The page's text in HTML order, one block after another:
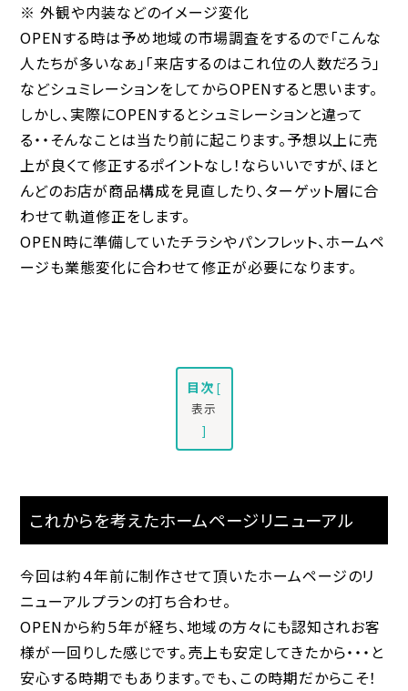
※ 外観や内装などのイメージ変化
OPENする時は予め地域の市場調査をするので「こんな
人たちが多いなぁ」「来店するのはこれ位の人数だろう」
などシュミレーションをしてからOPENすると思います。
しかし、実際にOPENするとシュミレーションと違って
る・・そんなことは当たり前に起こります。予想以上に売
上が良くて修正するポイントなし！ならいいですが、ほと
んどのお店が商品構成を見直したり、ターゲット層に合
わせて軌道修正をします。
OPEN時に準備していたチラシやパンフレット、ホームペ
ージも業態変化に合わせて修正が必要になります。
目次 [
表示
]
これからを考えたホームページリニューアル
今回は約４年前に制作させて頂いたホームページのリ
ニューアルプランの打ち合わせ。
OPENから約５年が経ち、地域の方々にも認知されお客
様が一回りした感じです。売上も安定してきたから・・・と
安心する時期でもあります。でも、この時期だからこそ！